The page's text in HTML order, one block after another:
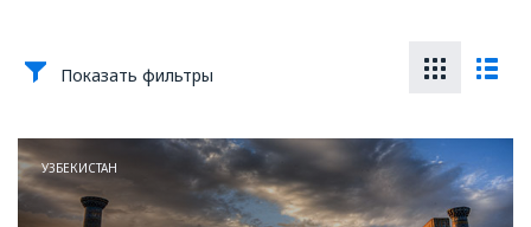
Показать фильтры
УЗБЕКИСТАН